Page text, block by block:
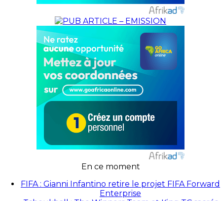
En ce moment
FIFA : Gianni Infantino retire le projet FIFA Forward
Enterprise